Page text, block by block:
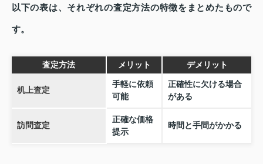
以下の表は、それぞれの査定方法の特徴をまとめたもので
す。
査定方法 メリット デメリット
机上査定
手軽に依頼
可能
正確性に欠ける場合
がある
訪問査定
正確な価格
提示
時間と手間がかかる